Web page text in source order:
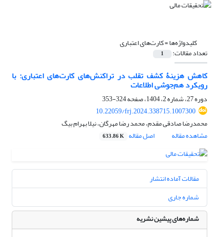
کلیدواژه‌ها =کارت‌های اعتباری
تعداد مقالات: 1
کاهش هزینۀ کشف تقلب در تراکنش‌های کارت‌های اعتباری: با
رویکرد هم‌جوشی اطلاعات
دوره 27، شماره 2، 1404، صفحه
324-353
10.22059/frj.2024.338715.1007300
محمدرضا صادقی مقدم، محمد رضا مهرگان، نیلا بهرام بیگ
مشاهده مقاله
اصل مقاله 633.86 K
مقالات آماده انتشار
شماره جاری
شماره‌های پیشین نشریه